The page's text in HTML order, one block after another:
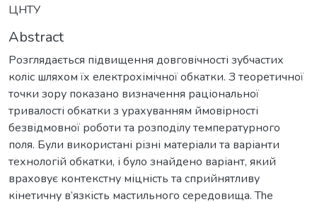
ЦНТУ
Abstract
Розглядається підвищення довговічності зубчастих
коліс шляхом їх електрохімічної обкатки. З теоретичної
точки зору показано визначення раціональної
тривалості обкатки з урахуванням ймовірності
безвідмовної роботи та розподілу температурного
поля. Були використані різні матеріали та варіанти
технологій обкатки, і було знайдено варіант, який
враховує контекстну міцність та сприйнятливу
кінетичну в’язкість мастильного середовища. The